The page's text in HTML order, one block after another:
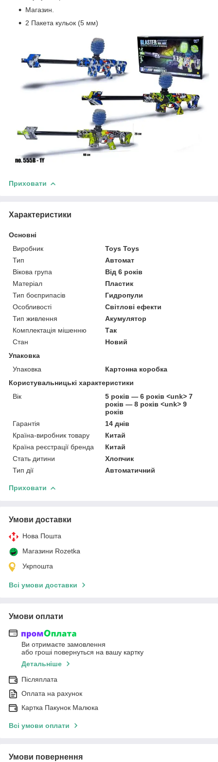
Магазин.
2 Пакета кульок (5 мм)
Приховати
Характеристики
Основні
Виробник
Toys Toys
Тип
Автомат
Вікова група
Від 6 років
Матеріал
Пластик
Тип боєприпасів
Гидропули
Особливості
Світлові ефекти
Тип живлення
Акумулятор
Комплектація мішенню
Так
Стан
Новий
Упаковка
Упаковка
Картонна коробка
Користувальницькі характеристики
Вік
5 років — 6 років <unk> 7
років — 8 років <unk> 9
років
Гарантія
14 днів
Країна-виробник товару
Китай
Країна реєстрації бренда
Китай
Стать дитини
Хлопчик
Тип дії
Автоматичний
Приховати
Умови доставки
Нова Пошта
Магазини Rozetka
Укрпошта
Всі умови доставки
Умови оплати
Ви отримаєте замовлення
або гроші повернуться на вашу картку
Детальніше
Післяплата
Оплата на рахунок
Картка Пакунок Малюка
Всі умови оплати
Умови повернення